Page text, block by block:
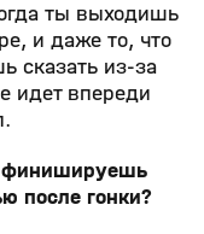
ты выходишь
и даже то, что
сказать из-за
идет впереди
финишируешь
после гонки?